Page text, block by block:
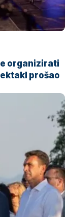
organizirati
prošao